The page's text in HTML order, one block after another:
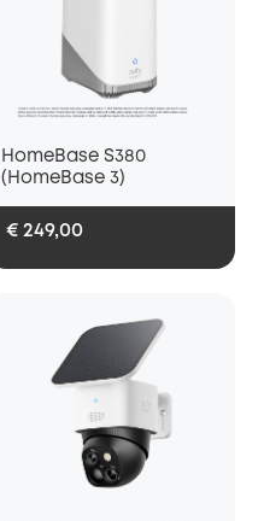
HomeBase S380
(HomeBase 3)
€ 249,00